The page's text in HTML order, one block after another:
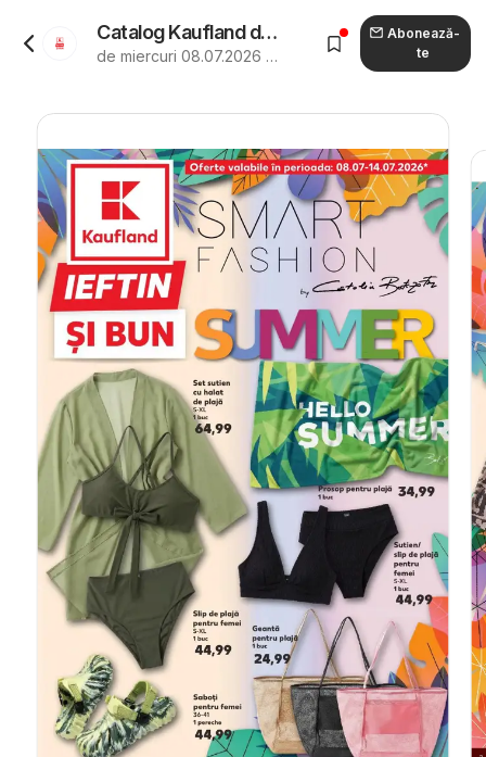
Catalog Kaufland de la 08.07.2026 - Revista "Kaufland Satu Mare"
de miercuri 08.07.2026 până marți 14.07.2026
Abonează-
te